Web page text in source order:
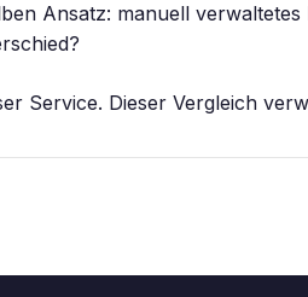
Ansatz: manuell
Service. Dieser Vergleich